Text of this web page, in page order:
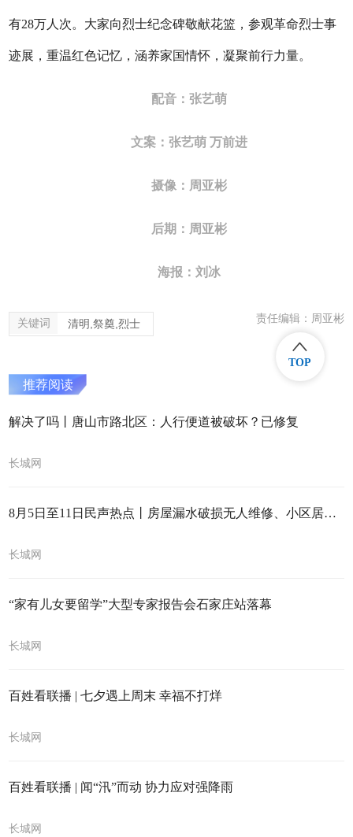
有28万人次。大家向烈士纪念碑敬献花篮，参观革命烈士事
迹展，重温红色记忆，涵养家国情怀，凝聚前行力量。
配音：张艺萌
文案：张艺萌 万前进
摄像：周亚彬
后期：周亚彬
海报：刘冰
关键词 清明,祭奠,烈士 责任编辑：周亚彬
推荐阅读
解决了吗丨唐山市路北区：人行便道被破坏？已修复
长城网
8月5日至11日民声热点丨房屋漏水破损无人维修、小区居住环境差
长城网
“家有儿女要留学”大型专家报告会石家庄站落幕
长城网
百姓看联播 | 七夕遇上周末 幸福不打烊
长城网
百姓看联播 | 闻“汛”而动 协力应对强降雨
长城网
TOP